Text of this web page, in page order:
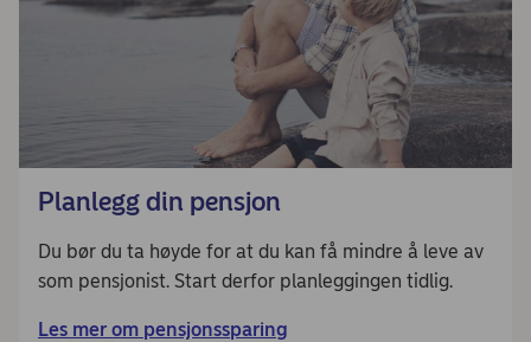
Planlegg din pensjon
Du bør du ta høyde for at du kan få mindre å leve av
som pensjonist. Start derfor planleggingen tidlig.
Les mer om pensjonssparing